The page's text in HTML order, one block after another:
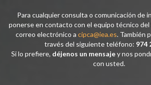
Para cualquier consulta o comunicación de
ponerse en contacto con el equipo técnico del
correo electrónico a cipca@iea.es. También
través del siguiente teléfono: 974
Si lo prefiere, déjenos un mensajey nos
con usted.